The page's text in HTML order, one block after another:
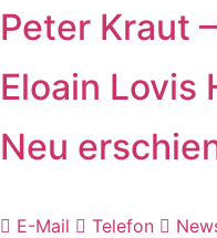
Peter Kraut
Eloain Lovis
Neu
E-Mail Telefon